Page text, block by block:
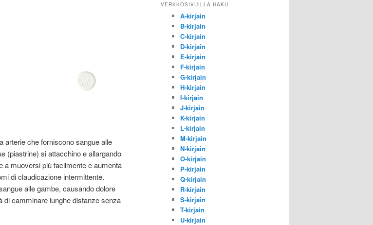
arterie che forniscono sangue alle
(piastrine) si attacchino e allargando
a muoversi più facilmente e aumenta
di claudicazione intermittente.
alle gambe, causando dolore
di camminare lunghe distanze senza
VERKKOSIVUILLA HAKU
A-kirjain
B-kirjain
C-kirjain
D-kirjain
E-kirjain
F-kirjain
G-kirjain
H-kirjain
I-kirjain
J-kirjain
K-kirjain
L-kirjain
M-kirjain
N-kirjain
O-kirjain
P-kirjain
Q-kirjain
R-kirjain
S-kirjain
T-kirjain
U-kirjain